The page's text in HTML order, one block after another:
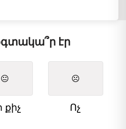
էր
😐
քիչ
☹️
Ոչ